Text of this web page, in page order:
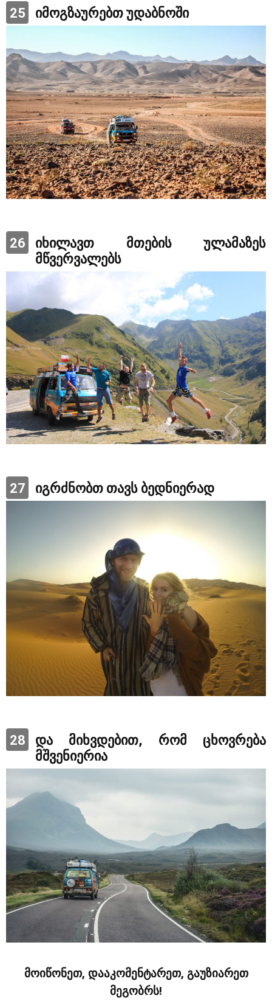
25 იმოგზაურებთ უდაბნოში
26
იხილავთ მთების ულამაზეს
მწვერვალებს
27 იგრძნობთ თავს ბედნიერად
28
და მიხვდებით, რომ ცხოვრება
მშვენიერია
მოიწონეთ, დააკომენტარეთ, გაუზიარეთ
მეგობრს!